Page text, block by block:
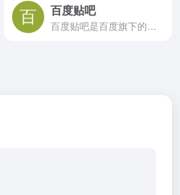
百度贴吧